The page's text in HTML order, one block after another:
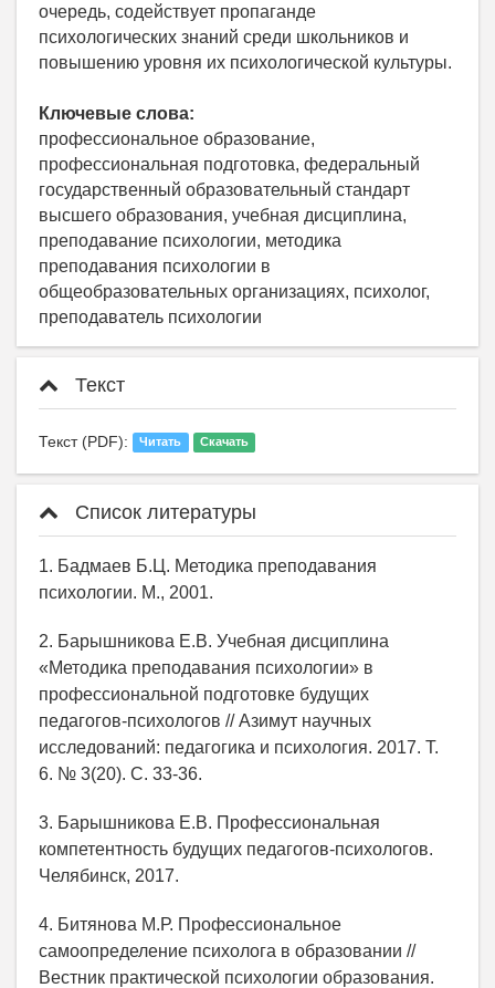
очередь, содействует пропаганде
психологических знаний среди школьников и
повышению уровня их психологической культуры.
Ключевые слова:
профессиональное образование,
профессиональная подготовка, федеральный
государственный образовательный стандарт
высшего образования, учебная дисциплина,
преподавание психологии, методика
преподавания психологии в
общеобразовательных организациях, психолог,
преподаватель психологии
Текст
Текст (PDF): Читать Скачать
Список литературы
1. Бадмаев Б.Ц. Методика преподавания
психологии. М., 2001.
2. Барышникова Е.В. Учебная дисциплина
«Методика преподавания психологии» в
профессиональной подготовке будущих
педагогов-психологов // Азимут научных
исследований: педагогика и психология. 2017. Т.
6. № 3(20). С. 33-36.
3. Барышникова Е.В. Профессиональная
компетентность будущих педагогов-психологов.
Челябинск, 2017.
4. Битянова М.Р. Профессиональное
самоопределение психолога в образовании //
Вестник практической психологии образования.